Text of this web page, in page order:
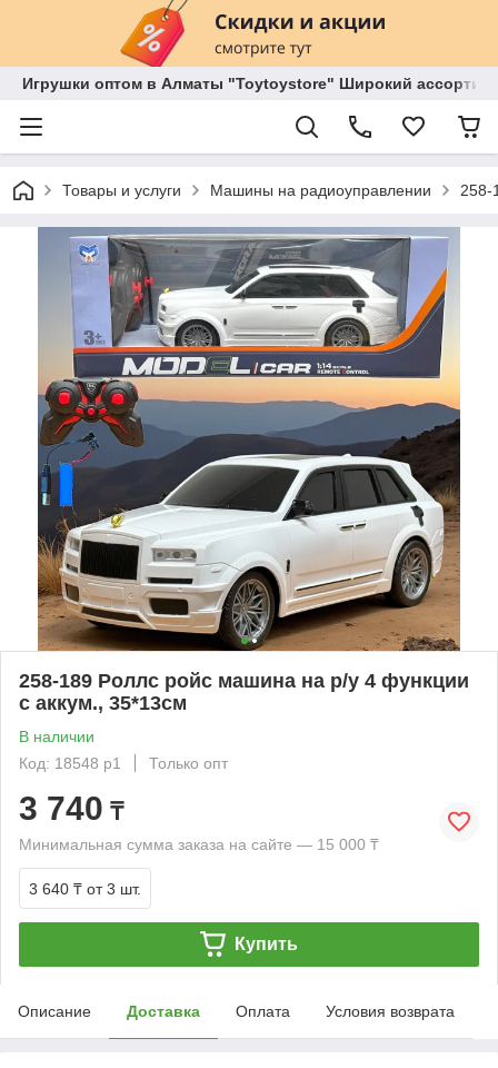
Игрушки оптом в Алматы "Toytoystore" Широкий
Товары и услуги Машины на радиоуправлении 258-
258-189 Роллс ройс машина на р/у 4 функции
с аккум., 35*13см
В наличии
Код: 18548 р1
Только опт
3 740 ₸
Минимальная сумма заказа на сайте — 15 000 ₸
3 640 ₸ от 3 шт.
Купить
Описание Доставка Оплата Условия возврата